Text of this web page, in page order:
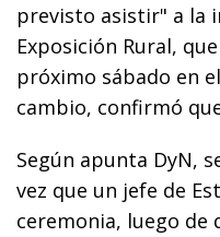
previsto asistir" a la
Exposición Rural,
próximo sábado en
cambio, confirmó
Según apunta DyN,
vez que un jefe de
ceremonia, luego de